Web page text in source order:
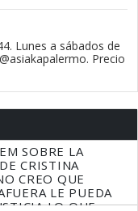
Lunes a sábados de
Precio
SOBRE LA
CRISTINA
CREO QUE
LE PUEDA
LO QUE